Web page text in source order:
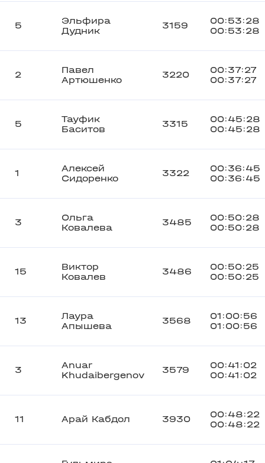
5
Эльфира
Дудник
3159
00:53:28
00:53:28
2
Павел
Артюшенко
3220
00:37:27
00:37:27
5
Тауфик
Баситов
3315
00:45:28
00:45:28
1
Алексей
Сидоренко
3322
00:36:45
00:36:45
3
Ольга
Ковалева
3485
00:50:28
00:50:28
15
Виктор
Ковалев
3486
00:50:25
00:50:25
13
Лаура
Апышева
3568
01:00:56
01:00:56
3
Anuar
Khudaibergenov
3579
00:41:02
00:41:02
11 Арай Кабдол 3930
00:48:22
00:48:22